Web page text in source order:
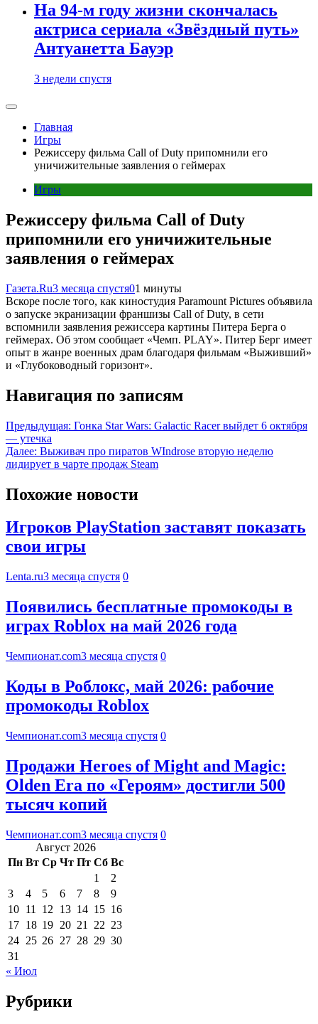
На 94-м году жизни скончалась
актриса сериала «Звёздный путь»
Антуанетта Бауэр
3 недели спустя
Главная
Игры
Режиссеру фильма Call of Duty припомнили его
уничижительные заявления о геймерах
Игры
Режиссеру фильма Call of Duty
припомнили его уничижительные
заявления о геймерах
Газета.Ru3 месяца спустя01 минуты
Вскоре после того, как киностудия Paramount Pictures объявила
о запуске экранизации франшизы Call of Duty, в сети
вспомнили заявления режиссера картины Питера Берга о
геймерах. Об этом сообщает «Чемп. PLAY». Питер Берг имеет
опыт в жанре военных драм благодаря фильмам «Выживший»
и «Глубоководный горизонт».
Навигация по записям
Предыдущая: Гонка Star Wars: Galactic Racer выйдет 6 октября
— утечка
Далее: Выживач про пиратов WIndrose вторую неделю
лидирует в чарте продаж Steam
Похожие новости
Игроков PlayStation заставят показать
свои игры
Lenta.ru3 месяца спустя 0
Появились бесплатные промокоды в
играх Roblox на май 2026 года
Чемпионат.com3 месяца спустя 0
Коды в Роблокс, май 2026: рабочие
промокоды Roblox
Чемпионат.com3 месяца спустя 0
Продажи Heroes of Might and Magic:
Olden Era по «Героям» достигли 500
тысяч копий
Чемпионат.com3 месяца спустя 0
Август 2026
Пн Вт Ср Чт Пт Сб Вс
1
2
3
4 5 6 7 8
9
10 11 12 13 14 15 16
17 18 19 20 21 22 23
24 25 26 27 28 29 30
31
« Июл
Рубрики